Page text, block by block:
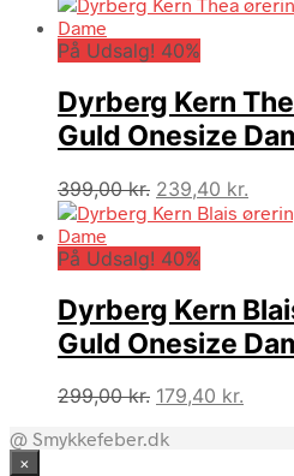
På Udsalg! 40%
Dyrberg Kern
Guld Onesize
399,00kr. Den
oprindelige
var:
239,40 kr.
På Udsalg! 40%
Dyrberg Kern
Guld Onesize
299,00kr. Den
pris
179,40 kr.
@ Smykkefeber.dk
×